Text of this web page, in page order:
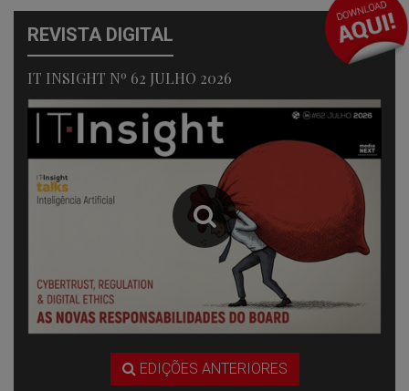
REVISTA DIGITAL
IT INSIGHT Nº 62 JULHO 2026
EDIÇÕES ANTERIORES